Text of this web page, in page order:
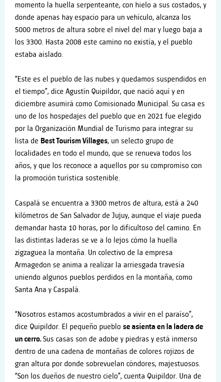
momento la huella serpenteante, con hielo a sus costados, y
donde apenas hay espacio para un vehículo, alcanza los
5000 metros de altura sobre el nivel del mar y luego baja a
los 3300. Hasta 2008 este camino no existía, y el pueblo
estaba aislado.
“Este es el pueblo de las nubes y quedamos suspendidos en
el tiempo”, dice Agustín Quipildor, que nació aquí y en
diciembre asumirá como Comisionado Municipal. Su casa es
uno de los hospedajes del pueblo que en 2021 fue elegido
por la Organización Mundial de Turismo para integrar su
lista de Best Tourism Villages, un selecto grupo de
localidades en todo el mundo, que se renueva todos los
años, y que los reconoce a aquellos por su compromiso con
la promoción turística sostenible.
Caspalá se encuentra a 3300 metros de altura, está a 240
kilómetros de San Salvador de Jujuy, aunque el viaje pueda
demandar hasta 10 horas, por lo dificultoso del camino. En
las distintas laderas se ve a lo lejos cómo la huella
zigzaguea la montaña. Un colectivo de la empresa
Armagedon se anima a realizar la arriesgada travesía
uniendo algunos pueblos perdidos en la montaña, como
Santa Ana y Caspalá.
“Nosotros estamos acostumbrados a vivir en el paraíso”,
dice Quipildor. El pequeño pueblo se asienta en la ladera de
un cerro.Sus casas son de adobe y piedras y está inmerso
dentro de una cadena de montañas de colores rojizos de
gran altura por donde sobrevuelan cóndores, majestuosos.
“Son los dueños de nuestro cielo”, cuenta Quipildor. Una de